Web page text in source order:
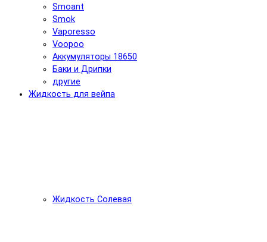
Smoant
Smok
Vaporesso
Voopoo
Аккумуляторы 18650
Баки и Дрипки
другие
Жидкость для вейпа
Жидкость Солевая